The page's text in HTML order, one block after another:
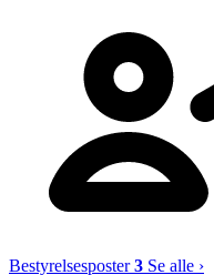
Bestyrelsesposter3 Se alle ›